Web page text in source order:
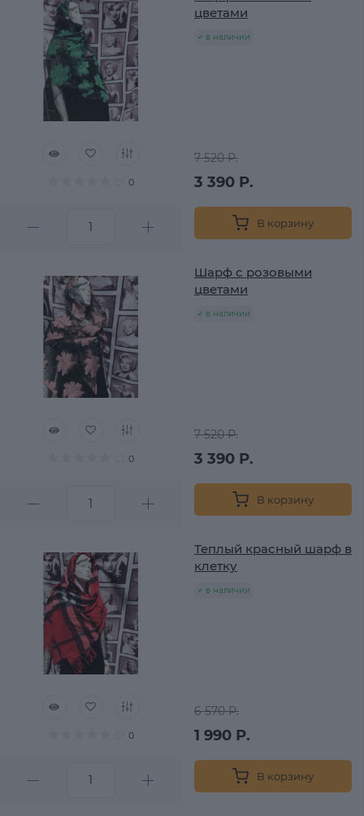
0
цветами
в наличии
7 520 Р.
3 390 Р.
В корзину
0
Шарф с розовыми
цветами
в наличии
7 520 Р.
3 390 Р.
В корзину
0
Теплый красный шарф в
клетку
в наличии
6 570 Р.
1 990 Р.
В корзину